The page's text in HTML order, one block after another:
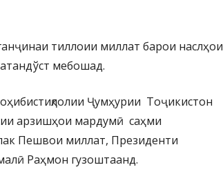
тиллоии миллат барои наслҳои
мебошад.
Ҷумҳурии Тоҷикистон
арзишҳои мардумӣ саҳми
Пешвои миллат, Президенти
Раҳмон гузоштаанд.